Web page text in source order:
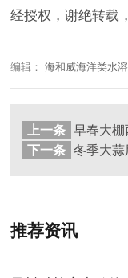
经授权，谢绝转载
编辑：海和威海洋类水
上一条
下一条
冬季大蒜
推荐资讯